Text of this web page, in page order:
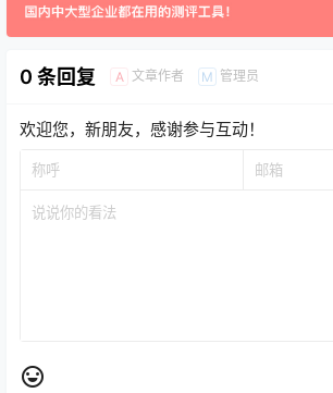
0 条回复 A 文章作者 M 管理员
欢迎您，新朋友，感谢参与互动！